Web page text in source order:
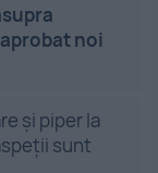
noi
și piper la
sunt